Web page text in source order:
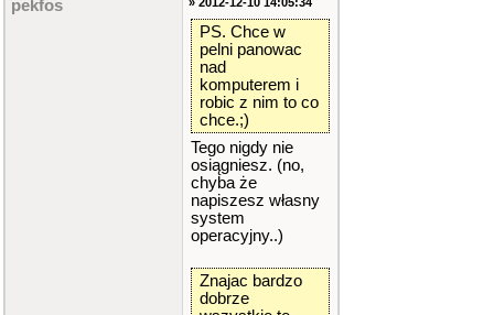
pekfos
PS. Chce w
pelni panowac
nad
komputerem i
robic z nim to co
chce.;)
Tego nigdy nie
osiągniesz. (no,
chyba że
napiszesz własny
system
operacyjny..)
Znajac bardzo
dobrze